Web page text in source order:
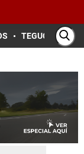
TEGUCIGALPA